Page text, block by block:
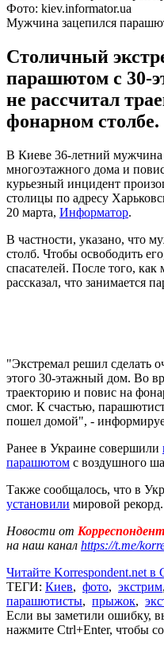
Фото: kiev.informator.ua
Мужчина зацепился
Столичный
парашютом с 30-
не рассчитал
фонарном столбе.
В Киеве 36-летний
многоэтажного дома и
курьезный инцидент
столицы по адресу
20 марта, Информатор.
В частности, указано, что
столб. Чтобы освободить
спасателей. После того,
рассказал, что занимается
"Экстремал решил сделать
этого 30-этажный дом. Во
траекторию и повис на
смог. К счастью,
пошел домой", -
Ранее в Украине совершили
парашютом с воздушного
Также сообщалось, что в
установили мировой рекорд.
Новости от
на наш канал https://t.me/
Читайте Korrespondent.net в
ТЕГИ: Киев, фото, экстрим
парашютисты, прыжок,
Если вы заметили ошибку,
нажмите Ctrl+Enter, чтобы